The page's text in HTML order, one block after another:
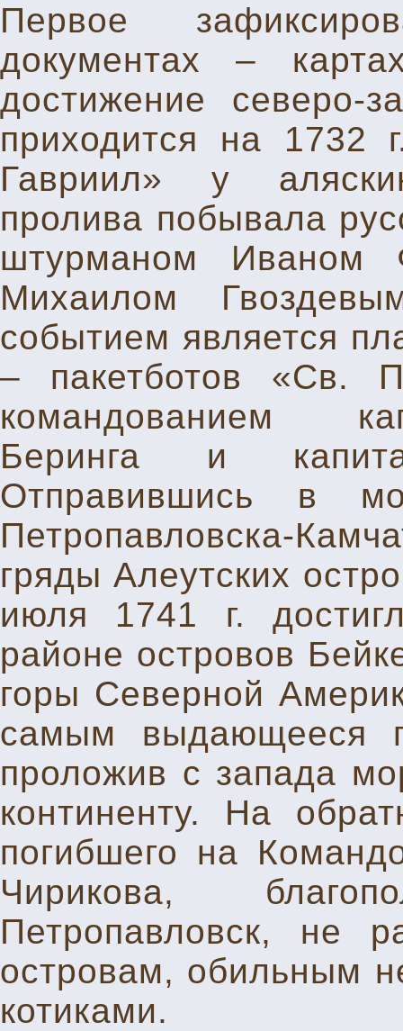
Первое
документах –
достижение северо-
приходится на
Гавриил» у
пролива побывала
штурманом Иваном
Михаилом
событием является
– пакетботов «Св.
командованием
Беринга и
Отправившись в
Петропавловска-
гряды Алеутских
июля 1741 г.
районе островов
горы Северной
самым выдающееся
проложив с запада
континенту. На
погибшего на
Чирикова,
Петропавловск, не
островам, обильным
котиками.